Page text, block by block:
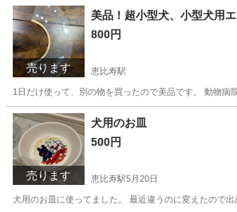
東京 渋谷区 恵比寿駅 食器 無い
売ります
美品！超小型犬、小型犬用
800円
恵比寿駅
1日だけ使って、別の物を買ったので美品です。 動物病
東京 渋谷区 恵比寿駅
売ります
犬用のお皿
500円
恵比寿駅5月20日
犬用のお皿に使ってました。 最近違うのに変えたので出